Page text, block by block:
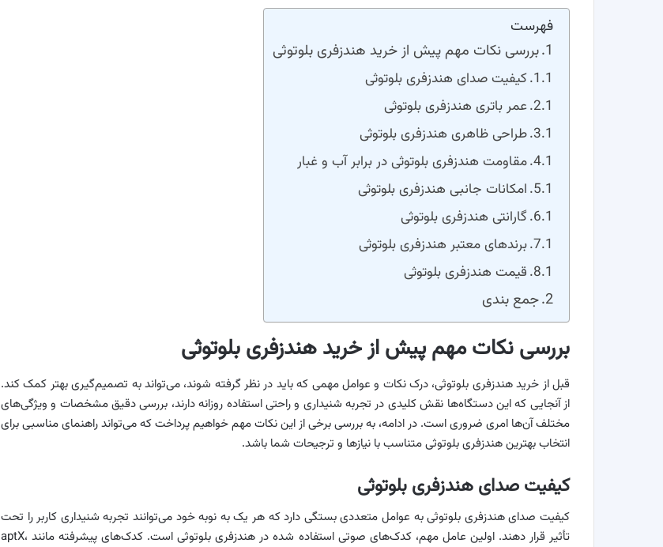
فهرست
بررسی نکات مهم پیش از خرید هندزفری بلوتوثی
کیفیت صدای هندزفری بلوتوثی
عمر باتری هندزفری بلوتوثی
طراحی ظاهری هندزفری بلوتوثی
مقاومت هندزفری بلوتوثی در برابر آب و غبار
امکانات جانبی هندزفری بلوتوثی
گارانتی هندزفری بلوتوثی
برندهای معتبر هندزفری بلوتوثی
قیمت هندزفری بلوتوثی
جمع بندی
بررسی نکات مهم پیش از خرید هندزفری بلوتوثی
قبل از خرید هندزفری بلوتوثی، درک نکات و عوامل مهمی که باید در نظر گرفته شوند، می‌تواند به تصمیم‌گیری بهتر کمک کند.
از آنجایی که این دستگاه‌ها نقش کلیدی در تجربه‌ شنیداری و راحتی استفاده روزانه دارند، بررسی دقیق مشخصات و ویژگی‌های
مختلف آن‌ها امری ضروری است. در ادامه، به بررسی برخی از این نکات مهم خواهیم پرداخت که می‌تواند راهنمای مناسبی برای
انتخاب بهترین هندزفری بلوتوثی متناسب با نیازها و ترجیحات شما باشد.
کیفیت صدای هندزفری بلوتوثی
کیفیت صدای هندزفری بلوتوثی به عوامل متعددی بستگی دارد که هر یک به نوبه خود می‌توانند تجربه شنیداری کاربر را تحت
تأثیر قرار دهند. اولین عامل مهم، کدک‌های صوتی استفاده شده در هندزفری بلوتوثی است. کدک‌های پیشرفته مانند aptX،